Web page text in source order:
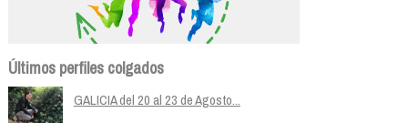
Últimos perfiles colgados
GALICIA del 20 al 23 de Agosto...